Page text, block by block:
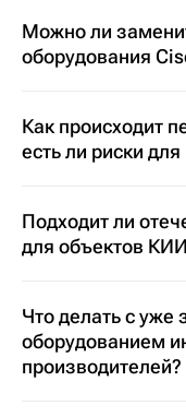
Можно ли
оборудования
Как происходит
есть ли риски
Подходит ли
для объектов
Что делать с уже
оборудованием
производителей?